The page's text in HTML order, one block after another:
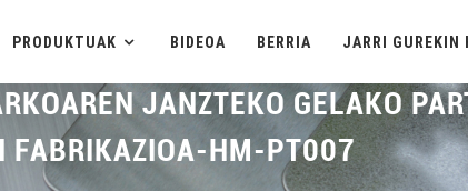
PRODUKTUAK BIDEOA BERRIA JARRI GUREKIN
JANZTEKO GELAKO
FABRIKAZIOA-HM-PT007